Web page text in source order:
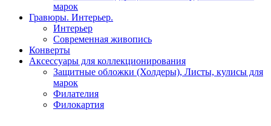
марок
Гравюры. Интерьер.
Интерьер
Современная живопись
Конверты
Аксессуары для коллекционирования
Защитные обложки (Холдеры), Листы, кулисы для
марок
Филателия
Филокартия